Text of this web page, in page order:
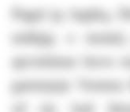
Pagal jų logiką,
nešėją), o
apvertimas buvo
garsiojoje
už tai, kad